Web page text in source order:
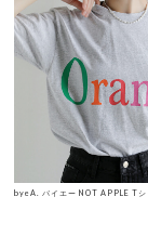
byeA. バイエー NOT APPLE T